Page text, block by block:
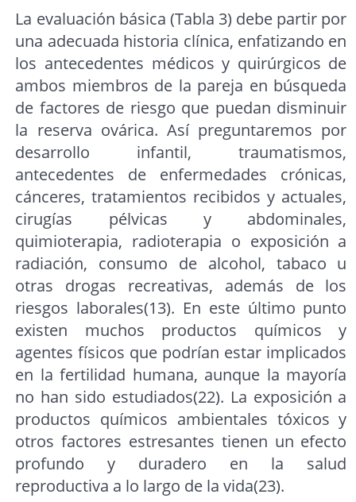
La evaluación básica (Tabla 3) debe partir por
una adecuada historia clínica, enfatizando en
los antecedentes médicos y quirúrgicos de
ambos miembros de la pareja en búsqueda
de factores de riesgo que puedan disminuir
la reserva ovárica. Así preguntaremos por
desarrollo infantil, traumatismos,
antecedentes de enfermedades crónicas,
cánceres, tratamientos recibidos y actuales,
cirugías pélvicas y abdominales,
quimioterapia, radioterapia o exposición a
radiación, consumo de alcohol, tabaco u
otras drogas recreativas, además de los
riesgos laborales(13). En este último punto
existen muchos productos químicos y
agentes físicos que podrían estar implicados
en la fertilidad humana, aunque la mayoría
no han sido estudiados(22). La exposición a
productos químicos ambientales tóxicos y
otros factores estresantes tienen un efecto
profundo y duradero en la salud
reproductiva a lo largo de la vida(23).